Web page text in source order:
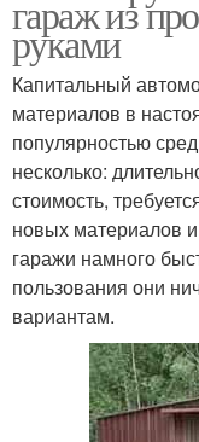
гараж из
руками
Капитальный
материалов в
популярностью
несколько:
стоимость,
новых материалов
гаражи намного
пользования они
вариантам.